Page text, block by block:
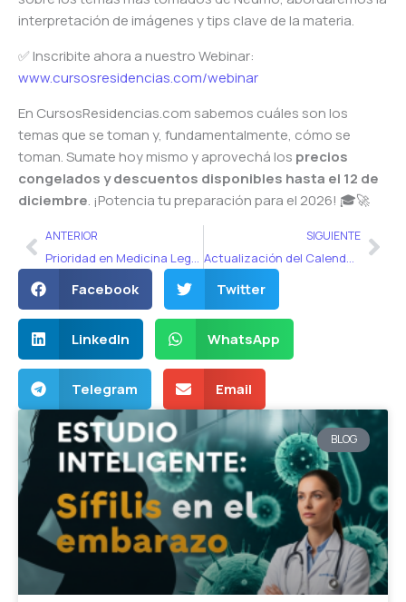
interpretación de imágenes y tips clave de la materia.
✅ Inscribite ahora a nuestro Webinar:
www.cursosresidencias.com/webinar
En CursosResidencias.com sabemos cuáles son los
temas que se toman y, fundamentalmente, cómo se
toman. Sumate hoy mismo y aprovechá los precios
congelados y descuentos disponibles hasta el 12 de
diciembre. ¡Potencia tu preparación para el 2026! 🎓🚀
AntANTERIOR
Prioridad en Medicina Legal: Las Leyes Clave para el Examen de Residencias Médicas en Argentina
SIGUIENTE
Actualización del Calendario Nacional de Vacunación: Cambios en la Triple Viral clave para el Examen de Residencias 2026
Facebook Twitter
LinkedIn WhatsApp
Telegram Email
BLOG